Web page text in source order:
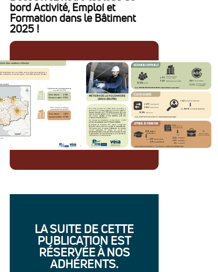
bord Activité, Emploi et
Formation dans le Bâtiment
2025 !
LA SUITE DE CETTE
PUBLICATION EST
RÉSERVÉE À NOS
ADHÉRENTS.